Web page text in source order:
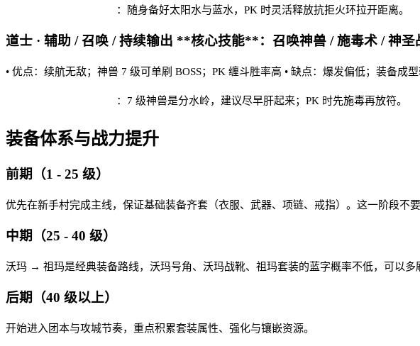
：随身备好太阳水与蓝水，PK 时灵活释放抗拒火环拉开距离。
道士 · 辅助 / 召唤 / 持续输出 **核心技能**：召唤神兽 / 施毒术 / 神圣
• 优点：续航无敌；神兽 7 级可单刷 BOSS；PK 缠斗胜率高 • 缺点：爆发偏低；装备成
：7 级神兽是分水岭，建议尽早肝起来；PK 时先施毒再放符。
装备体系与战力提升
前期（1 - 25 级）
优先在新手村完成主线，保证基础装备齐套（衣服、武器、项链、戒指）。这一阶段不
中期（25 - 40 级）
沃玛 → 祖玛是经典装备路线，沃玛号角、沃玛战靴、祖玛套装的蓝字概率不低，可以多
后期（40 级以上）
开始进入团本与攻城节奏，重点积累套装属性、强化与镶嵌资源。